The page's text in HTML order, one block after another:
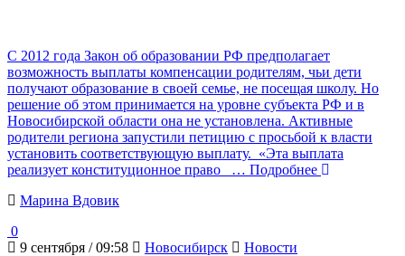
С 2012 года Закон об образовании РФ предполагает
возможность выплаты компенсации родителям, чьи дети
получают образование в своей семье, не посещая школу. Но
решение об этом принимается на уровне субъекта РФ и в
Новосибирской области она не установлена. Активные
родители региона запустили петицию с просьбой к власти
установить соответствующую выплату. «Эта выплата
реализует конституционное право
… Подробнее
Марина Вдовик
0
9 сентября / 09:58
Новосибирск Новости